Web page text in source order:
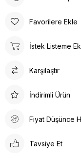
Favorilere Ekle
İstek Listeme
Karşılaştır
İndirimli Ürün
Fiyat Düşünce
Tavsiye Et